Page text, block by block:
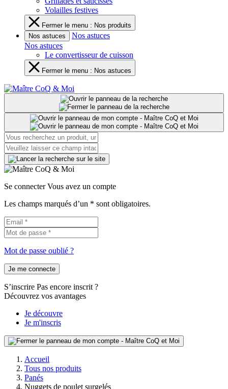
Volailles festives
Fermer le menu : Nos produits
Nos astuces
Nos astuces
Nos astuces
Le convertisseur de cuisson
Fermer le menu : Nos astuces
Se connecter Vous avez un compte
Les champs marqués d’un * sont obligatoires.
Mot de passe oublié ?
Je me connecte
S’inscrire Pas encore inscrit ?
Découvrez vos avantages
Je découvre
Je m'inscris
Accueil
Tous nos produits
Panés
Nuggets de poulet surgelés